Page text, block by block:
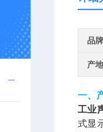
品牌
产
一、
工业
式显